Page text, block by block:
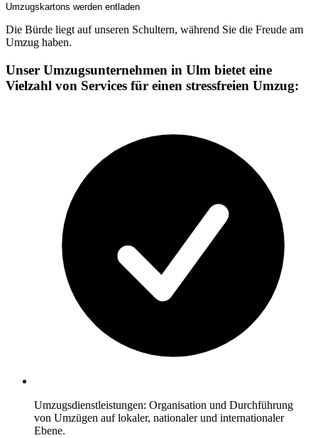
Umzugskartons werden entladen
Die Bürde liegt auf unseren Schultern, während Sie die Freude am
Umzug haben.
Unser Umzugsunternehmen in Ulm bietet eine
Vielzahl von Services für einen stressfreien Umzug:
Umzugsdienstleistungen: Organisation und Durchführung
von Umzügen auf lokaler, nationaler und internationaler
Ebene.